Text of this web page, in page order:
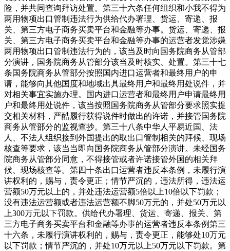
险，并共同查询拜访处置。第三十六条任何组织和小我不得为
两用物项出口管制违法行为供给代办署理、货运、寄递、报
关、第三方电子商务买卖平台和金融等办事。货运、寄递、报
关、第三方电子商务买卖平台和金融等办事的运营者发觉涉嫌
两用物项出口管制违法行为的，该当及时向国务院商务从管部
分演讲，国务院商务从管部分该当及时核实、处置。第三十七
条国务院商务从管部分按照国内进口运营者和最终用户的申
请，能够向其他国度和地域出具最终用户和最终用处说件，并
对相关事宜实施办理。国内进口运营者和最终用户申请最终用
户和最终用处说件，该当按照国务院商务从管部分要求照实提
交相关材料，严酷履行获得说件时做出的许诺，并接管国务院
商务从管部分的监视查抄。第三十八条中华人平易近国、法
人、不法人组织接到外国提出的取出口管制相关的拜候、现场
核查等要求，该当当即向国务院商务从管部分演讲。未经国务
院商务从管部分同意，不得接管或者许诺接管外国的相关拜
候、现场核查等。第四十条出口运营者违反本条例，未履行演
讲权利的，赐与，责令更正；情节严沉的，违法所得，违法运
营额50万元以上的，并处违法运营额5倍以上10倍以下罚款；
没有违法运营额或者违法运营额不脚50万元的，并处50万元以
上300万元以下罚款。供给代办署理、货运、寄递、报关、第
三方电子商务买卖平台和金融等办事的运营者违反本条例第三
十六条，未履行演讲权利的，赐与，责令更正，能够处10万元
以下罚款；情节严沉的，并处10万元以上50万元以下罚款。第